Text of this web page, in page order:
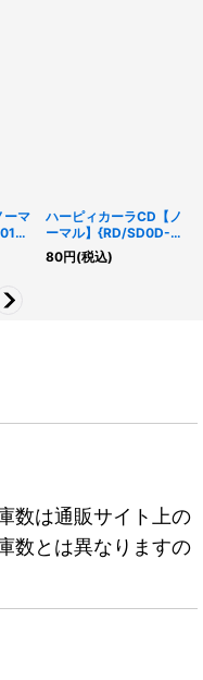
ーマ
ハーピィカーラCD【ノ
ーマル】{RD/SD0D-
JP005}《RDフュージョ
ン》
80円(税込)
数は通販サイト上の
数とは異なりますの